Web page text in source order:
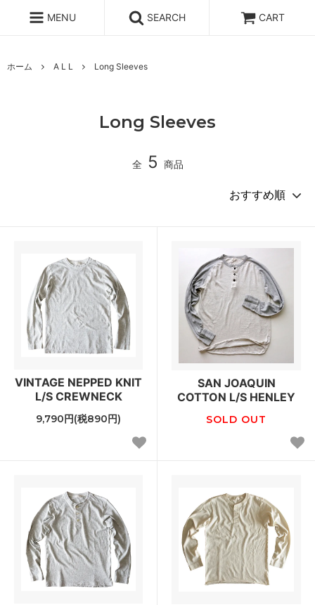
MENU SEARCH CART
ホーム A L L Long Sleeves
Long Sleeves
全 5 商品
VINTAGE NEPPED KNIT
L/S CREWNECK
9,790円(税890円)
SAN JOAQUIN
COTTON L/S HENLEY
SOLD OUT